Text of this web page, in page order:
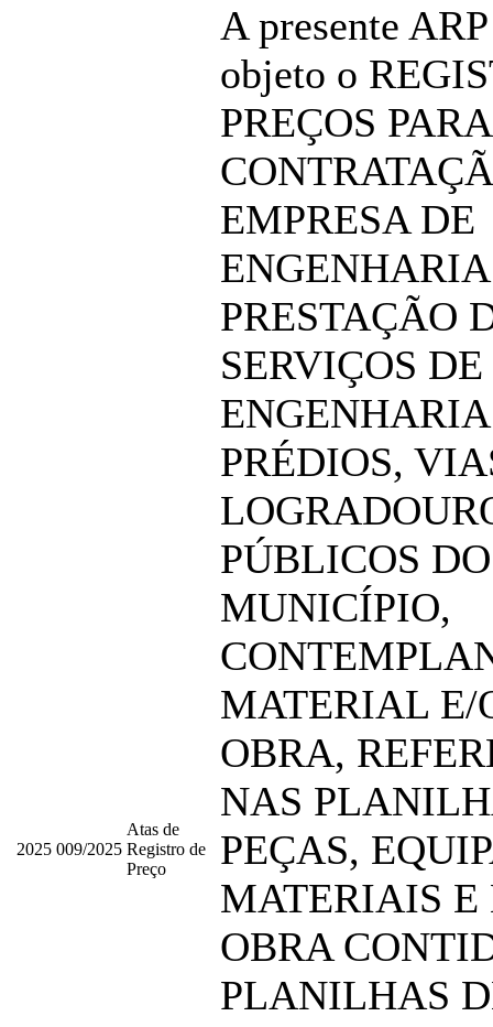
2025 009/2025
Atas de
Registro de
Preço
A presente
objeto o
PREÇOS PARA
EMPRESA DE
PRESTAÇÃO
SERVIÇOS DE
PRÉDIOS,
PÚBLICOS DO
MUNICÍPIO,
MATERIAL E/
OBRA,
NAS
PEÇAS,
MATERIAIS E
OBRA
PLANILHAS